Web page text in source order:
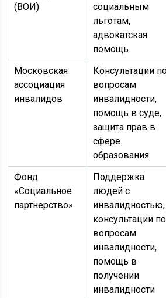
(ВОИ)
социальным
льготам,
адвокатская
помощь
Московская
ассоциация
инвалидов
Консультации
вопросам
инвалидности,
помощь в суде,
защита прав в
сфере
образования
Фонд
«Социальное
партнерство»
Поддержка
людей с
инвалидностью,
консультации по
вопросам
инвалидности,
помощь в
получении
инвалидности